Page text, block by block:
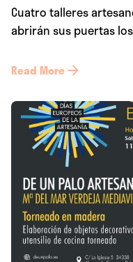
Cuatro talleres
abrirán sus puertas
Read More